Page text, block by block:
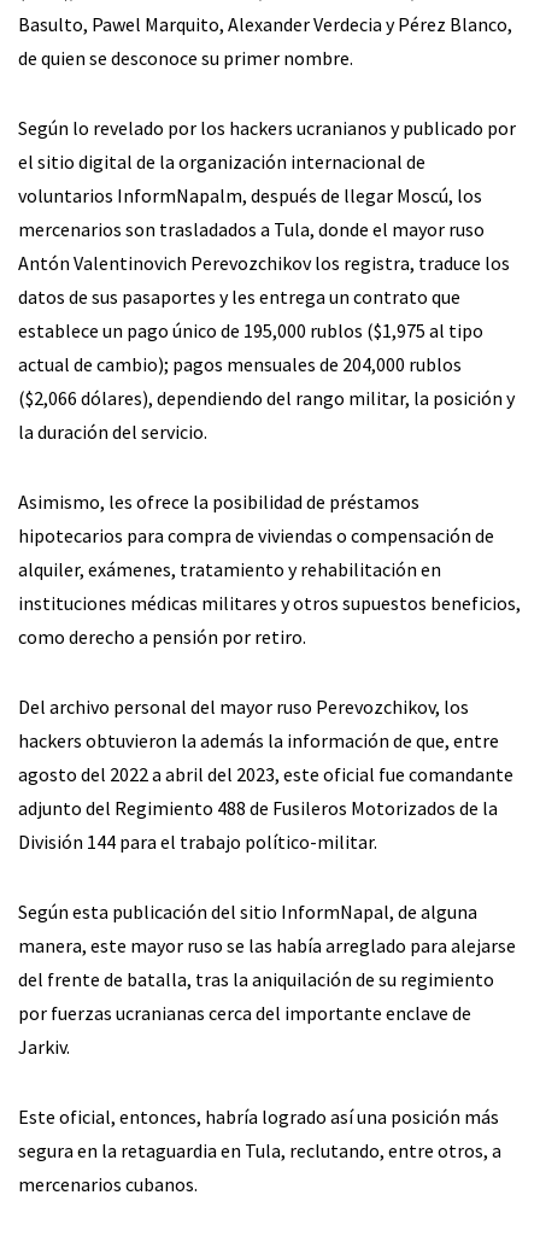
Basulto, Pawel Marquito, Alexander Verdecia y Pérez Blanco,
de quien se desconoce su primer nombre.
Según lo revelado por los hackers ucranianos y publicado por
el sitio digital de la organización internacional de
voluntarios InformNapalm, después de llegar Moscú, los
mercenarios son trasladados a Tula, donde el mayor ruso
Antón Valentinovich Perevozchikov los registra, traduce los
datos de sus pasaportes y les entrega un contrato que
establece un pago único de 195,000 rublos ($1,975 al tipo
actual de cambio); pagos mensuales de 204,000 rublos
($2,066 dólares), dependiendo del rango militar, la posición y
la duración del servicio.
Asimismo, les ofrece la posibilidad de préstamos
hipotecarios para compra de viviendas o compensación de
alquiler, exámenes, tratamiento y rehabilitación en
instituciones médicas militares y otros supuestos beneficios,
como derecho a pensión por retiro.
Del archivo personal del mayor ruso Perevozchikov, los
hackers obtuvieron la además la información de que, entre
agosto del 2022 a abril del 2023, este oficial fue comandante
adjunto del Regimiento 488 de Fusileros Motorizados de la
División 144 para el trabajo político-militar.
Según esta publicación del sitio InformNapal, de alguna
manera, este mayor ruso se las había arreglado para alejarse
del frente de batalla, tras la aniquilación de su regimiento
por fuerzas ucranianas cerca del importante enclave de
Jarkiv.
Este oficial, entonces, habría logrado así una posición más
segura en la retaguardia en Tula, reclutando, entre otros, a
mercenarios cubanos.